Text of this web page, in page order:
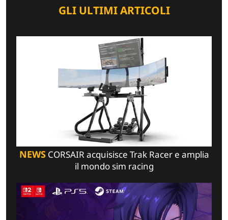
GLI ULTIMI ARTICOLI
NEWSCORSAIR acquisisce Trak Racer e amplia
il mondo sim racing